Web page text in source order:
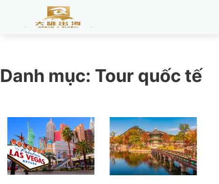
Danh mục: Tour quốc tế